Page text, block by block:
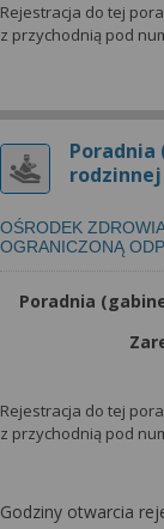
Rejestracja do tej
z przychodnią pod
rodzinnej
OŚRODEK
OGRANICZONĄ
Poradnia
Rejestracja do tej
z przychodnią pod
Godziny otwarcia